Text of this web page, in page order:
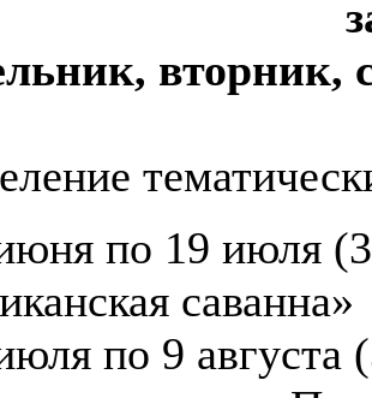
вторник,
по 19 июля (3
саванна»
по 9 августа